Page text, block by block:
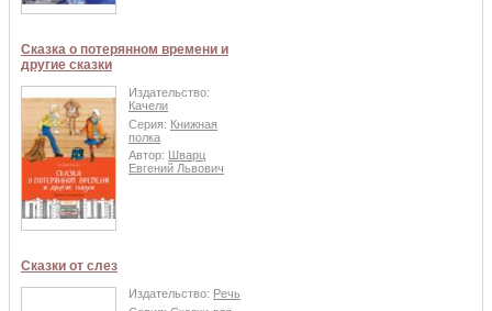
Сказка о потерянном времени и
другие сказки
Издательство:
Качели
Серия: Книжная
полка
Автор: Шварц
Евгений Львович
Сказки от слез
Издательство: Речь